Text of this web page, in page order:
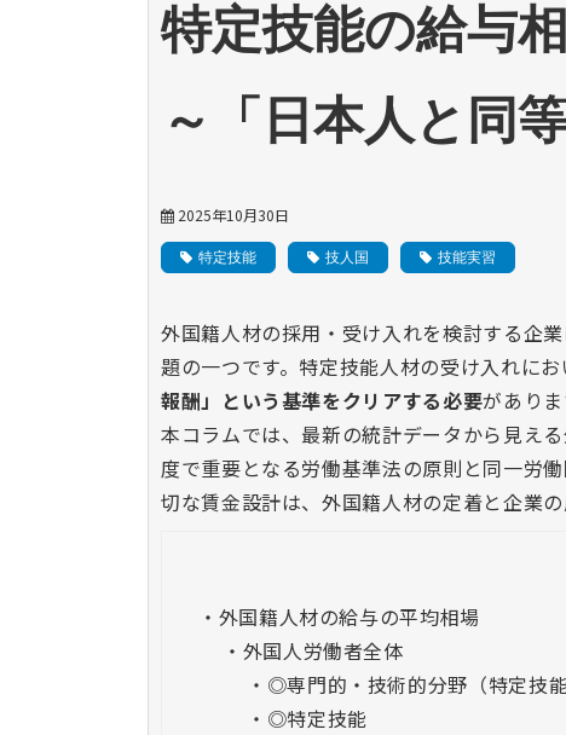
特定技能の給与
～「日本人と同
2025年10月30日
特定技能 技人国 技能実習
外国籍人材の採用・受け入れを検討する企
題の一つです。特定技能人材の受け入れに
報酬」という基準をクリアする必要がありま
本コラムでは、最新の統計データから見え
度で重要となる労働基準法の原則と同一労
切な賃金設計は、外国籍人材の定着と企業の
・ 外国籍人材の給与の平均相場
・ 外国人労働者全体
・ ◎専門的・技術的分野（特定技能
・ ◎特定技能